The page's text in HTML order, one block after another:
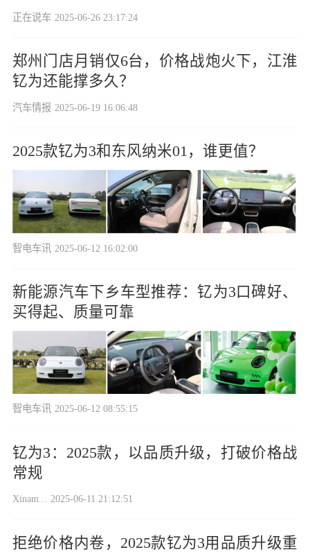
正在说车 2025-06-26 23:17:24
郑州门店月销仅6台，价格战炮火下，江淮
钇为还能撑多久？
汽车情报 2025-06-19 16:06:48
2025款钇为3和东风纳米01，谁更值？
智电车讯 2025-06-12 16:02:00
新能源汽车下乡车型推荐：钇为3口碑好、
买得起、质量可靠
智电车讯 2025-06-12 08:55:15
钇为3：2025款，以品质升级，打破价格战
常规
Xinam... 2025-06-11 21:12:51
拒绝价格内卷，2025款钇为3用品质升级重